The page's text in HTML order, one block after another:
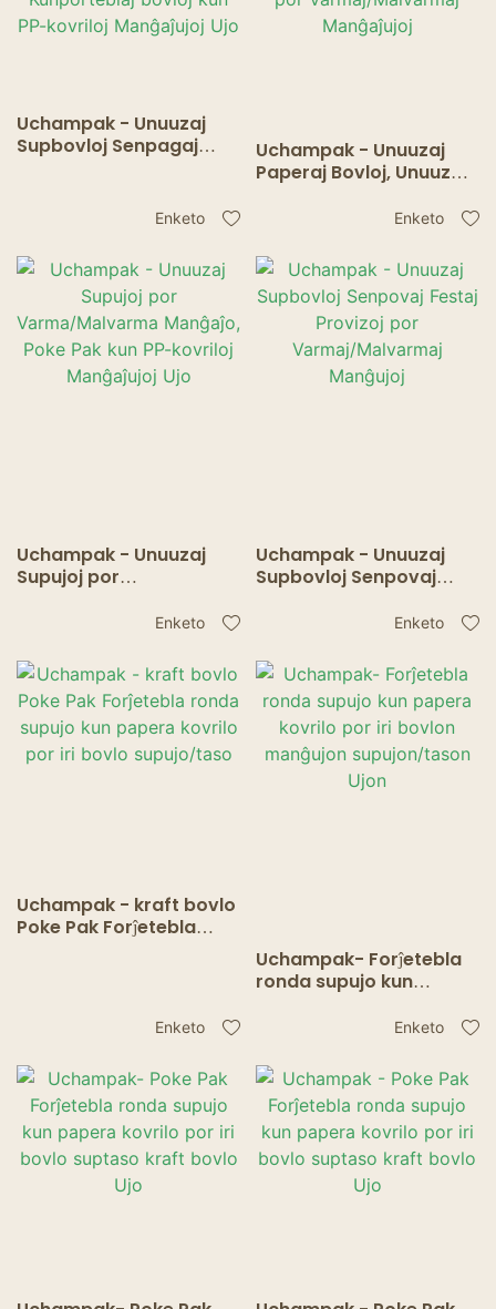
Uchampak - Unuuzaj
Supbovloj Senpagaj
Manĝaĵo, Kunporteblaj
Manĝaĵujoj Ujo
Enketo
Uchampak - Unuuzaj
Paperaj Bovloj, Unuuzaj
Grandaj Festaj Provizoj
Manĝaĵujoj
Enketo
Uchampak - Unuuzaj
Supujoj por
Manĝaĵo, Poke Pak kun
Ujo
Enketo
Uchampak - Unuuzaj
Supbovloj Senpovaj
Varmaj/Malvarmaj
Enketo
Uchampak - kraft bovlo
Poke Pak Forĵetebla
Enketo
Uchampak- Forĵetebla
ronda supujo kun
bovlon manĝujonEnketo